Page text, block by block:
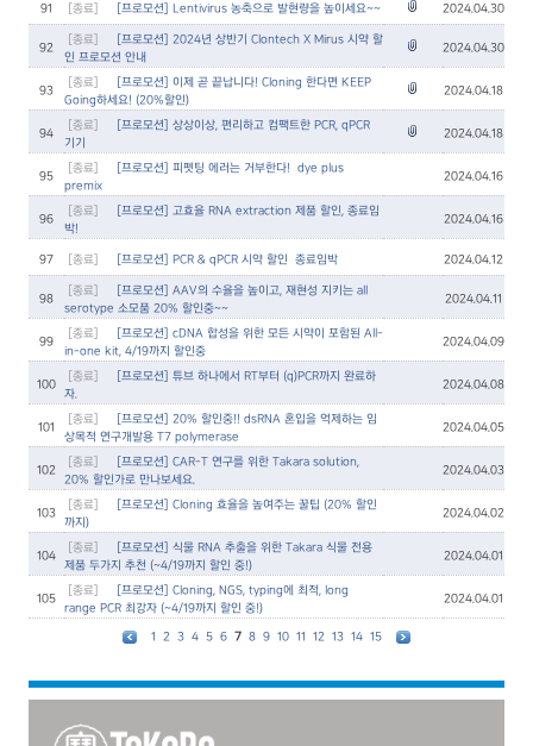
91 [종료] [프로모션] Lentivirus 농축으로 발현량을 높이세요~~ 2024.04.30
92
[종료]
[프로모션] 2024년 상반기 Clontech X Mirus 시약 할
인 프로모션 안내
2024.04.30
93
[종료]
[프로모션] 이제 곧 끝납니다! Cloning 한다면 KEEP
Going하세요! (20%할인)
2024.04.18
94
[종료]
[프로모션] 상상이상, 편리하고 컴팩트한 PCR, qPCR
기기
2024.04.18
95
[종료]
[프로모션] 피펫팅 에러는 거부한다! – dye plus
premix
2024.04.16
96
[종료]
[프로모션] 고효율 RNA extraction 제품 할인, 종료임
박!
2024.04.16
97 [종료] [프로모션] PCR & qPCR 시약 할인 – 종료임박 2024.04.12
98
[종료]
[프로모션] AAV의 수율을 높이고, 재현성 지키는 all
serotype 소모품 20% 할인중~~
2024.04.11
99
[종료]
[프로모션] cDNA 합성을 위한 모든 시약이 포함된 All-
in-one kit, 4/19까지 할인중
2024.04.09
100
[종료]
[프로모션] 튜브 하나에서 RT부터 (q)PCR까지 완료하
자.
2024.04.08
101
[종료]
[프로모션] 20% 할인중!! dsRNA 혼입을 억제하는 임
상목적 연구개발용 T7 polymerase
2024.04.05
102
[종료]
[프로모션] CAR-T 연구를 위한 Takara solution,
20% 할인가로 만나보세요.
2024.04.03
103
[종료]
[프로모션] Cloning 효율을 높여주는 꿀팁 (20% 할인
까지)
2024.04.02
104
[종료]
[프로모션] 식물 RNA 추출을 위한 Takara 식물 전용
제품 두가지 추천 (~4/19까지 할인 중!)
2024.04.01
105
[종료]
[프로모션] Cloning, NGS, typing에 최적, long
range PCR 최강자 (~4/19까지 할인 중!)
2024.04.01
1 2 3 4 5 6 7 8 9 10 11 12 13 14 15